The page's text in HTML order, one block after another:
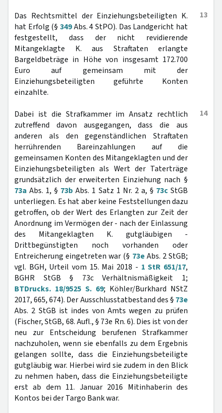
13
Das Rechtsmittel der Einziehungsbeteiligten K.
hat Erfolg (§ 349Abs. 4 StPO). Das Landgericht hat
festgestellt, dass der nicht revidierende
Mitangeklagte K. aus Straftaten erlangte
Bargeldbeträge in Höhe von insgesamt 172.700
Euro auf gemeinsam mit der
Einziehungsbeteiligten geführte Konten
einzahlte.
14
Dabei ist die Strafkammer im Ansatz rechtlich
zutreffend davon ausgegangen, dass die aus
anderen als den gegenständlichen Straftaten
herrührenden Bareinzahlungen auf die
gemeinsamen Konten des Mitangeklagten und der
Einziehungsbeteiligten als Wert der Taterträge
grundsätzlich der erweiterten Einziehung nach §
73a Abs. 1, § 73b Abs. 1 Satz 1 Nr. 2 a, § 73cStGB
unterliegen. Es hat aber keine Feststellungen dazu
getroffen, ob der Wert des Erlangten zur Zeit der
Anordnung im Vermögen der - nach der Einlassung
des Mitangeklagten K. gutgläubigen -
Drittbegünstigten noch vorhanden oder
Entreicherung eingetreten war (§ 73eAbs. 2 StGB;
vgl. BGH, Urteil vom 15. Mai 2018 - 1 StR 651/17,
BGHR StGB § 73c Verhältnismäßigkeit 1;
BTDrucks. 18/9525 S. 69; Köhler/Burkhard NStZ
2017, 665, 674). Der Ausschlusstatbestand des § 73e
Abs. 2 StGB ist indes von Amts wegen zu prüfen
(Fischer, StGB, 68. Aufl., § 73e Rn. 6). Dies ist von der
neu zur Entscheidung berufenen Strafkammer
nachzuholen, wenn sie ebenfalls zu dem Ergebnis
gelangen sollte, dass die Einziehungsbeteiligte
gutgläubig war. Hierbei wird sie zudem in den Blick
zu nehmen haben, dass die Einziehungsbeteiligte
erst ab dem 11. Januar 2016 Mitinhaberin des
Kontos bei der Targo Bank war.